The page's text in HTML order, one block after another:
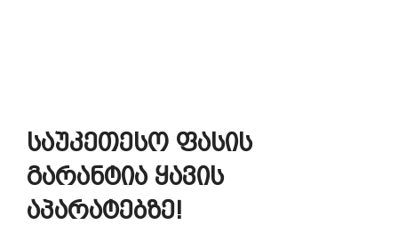
საუკეთესო ფასის
გარანტია ყავის
აპარატებზე!